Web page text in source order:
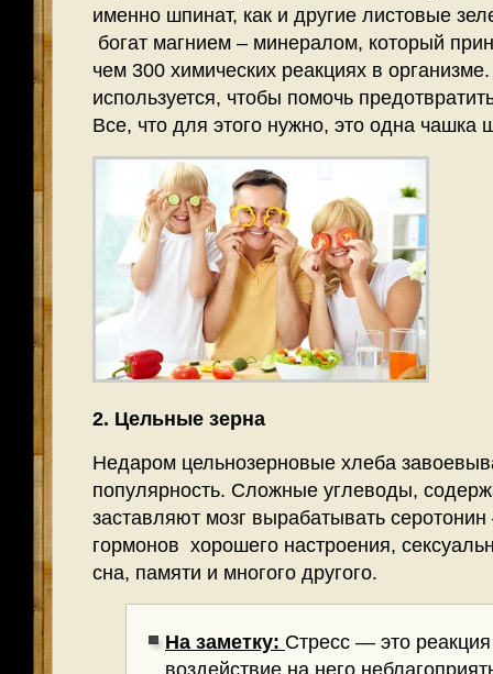
именно шпинат, как и другие листовые
богат магнием – минералом, который
чем 300 химических реакциях в
используется, чтобы помочь
Все, что для этого нужно, это одна чашка
2. Цельные зерна
Недаром цельнозерновые хлеба
популярность. Сложные углеводы,
заставляют мозг вырабатывать
гормонов хорошего настроения,
сна, памяти и многого другого.
На заметку: Стресс — это
воздействие на него